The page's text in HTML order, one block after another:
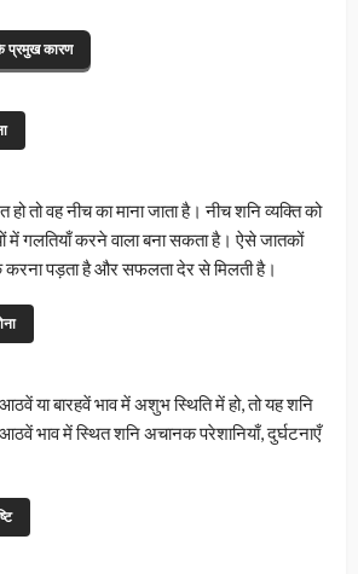
प्रमुख कारण
हो तो वह नीच का माना जाता है। नीच शनि व्यक्ति को
में गलतियाँ करने वाला बना सकता है। ऐसे जातकों
करना पड़ता है और सफलता देर से मिलती है।
या बारहवें भाव में अशुभ स्थिति में हो, तो यह शनि
भाव में स्थित शनि अचानक परेशानियाँ, दुर्घटनाएँ